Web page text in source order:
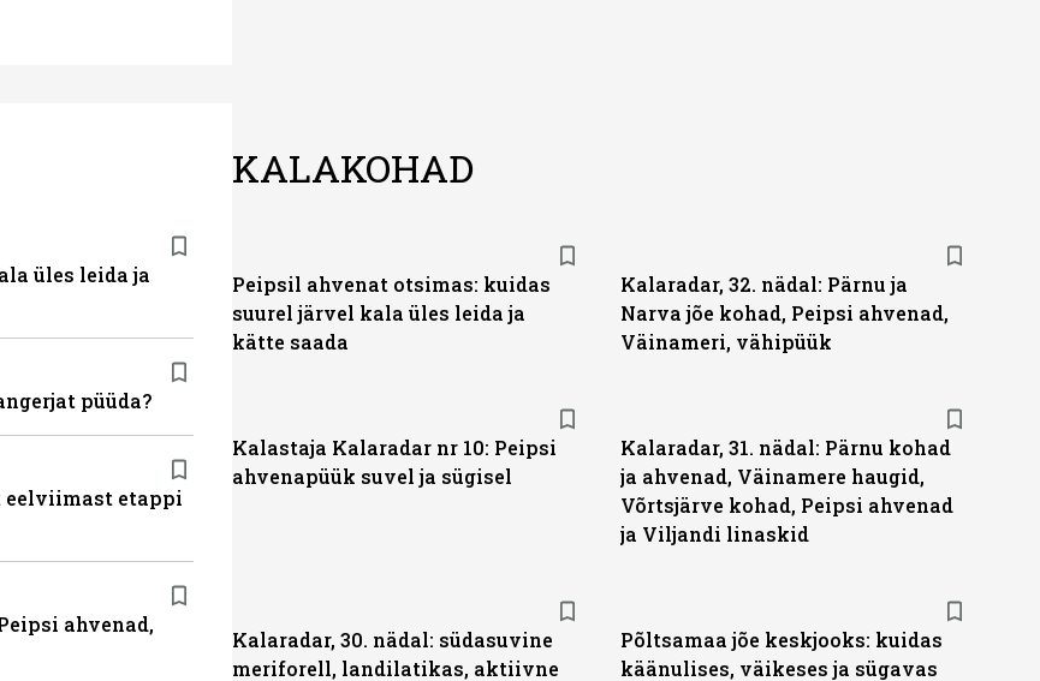
üles leida ja
püüda?
eelviimast etappi
ahvenad,
KALAKOHAD
Peipsil ahvenat otsimas: kuidas
suurel järvel kala üles leida ja
kätte saada
Kalaradar, 32. nädal: Pärnu ja
Narva jõe kohad, Peipsi ahvenad,
Väinameri, vähipüük
Kalastaja Kalaradar nr 10: Peipsi
ahvenapüük suvel ja sügisel
Kalaradar, 31. nädal: Pärnu kohad
ja ahvenad, Väinamere haugid,
Võrtsjärve kohad, Peipsi ahvenad
ja Viljandi linaskid
Kalaradar, 30. nädal: südasuvine
meriforell, landilatikas, aktiivne
Põltsamaa jõe keskjooks: kuidas
käänulises, väikeses ja sügavas